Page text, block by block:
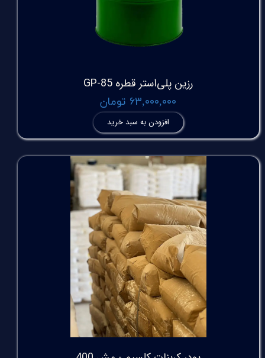
رزین پلی‌استر قطره GP-85
۶۳,۰۰۰,۰۰۰ تومان
افزودن به سبد خرید